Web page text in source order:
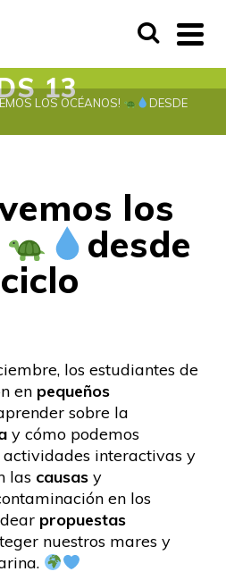
13
LOS OCÉANOS!
DESDE
los
desde
los estudiantes de
en pequeños
sobre la
y cómo podemos
actividades interactivas y
las causas y
en los
propuestas
nuestros mares y